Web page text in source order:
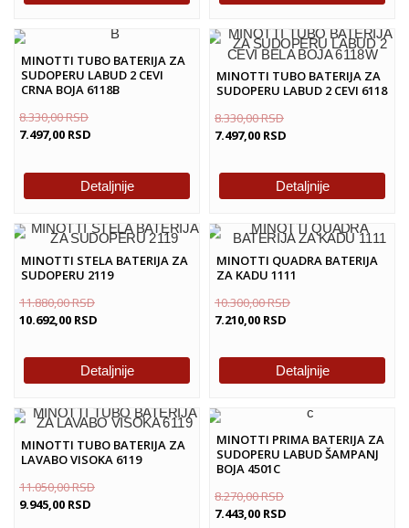
MINOTTI TUBO BATERIJA ZA
SUDOPERU LABUD 2 CEVI
CRNA BOJA 6118B
8.330,00RSD
7.497,00 RSD
Detaljnije
MINOTTI TUBO BATERIJA ZA
SUDOPERU LABUD 2 CEVI 6118
8.330,00RSD
7.497,00 RSD
Detaljnije
MINOTTI STELA BATERIJA ZA
SUDOPERU 2119
11.880,00RSD
10.692,00 RSD
Detaljnije
MINOTTI QUADRA BATERIJA
ZA KADU 1111
10.300,00RSD
7.210,00 RSD
Detaljnije
MINOTTI TUBO BATERIJA ZA
LAVABO VISOKA 6119
11.050,00RSD
9.945,00 RSD
MINOTTI PRIMA BATERIJA ZA
SUDOPERU LABUD ŠAMPANJ
BOJA 4501C
8.270,00RSD
7.443,00 RSD